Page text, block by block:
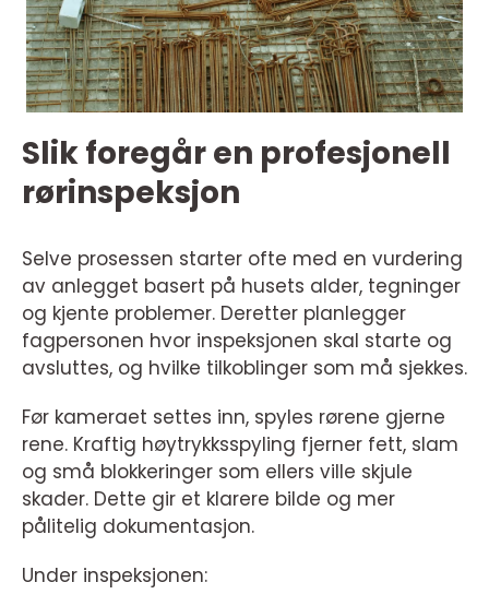
Slik foregår en profesjonell
rørinspeksjon
Selve prosessen starter ofte med en vurdering
av anlegget basert på husets alder, tegninger
og kjente problemer. Deretter planlegger
fagpersonen hvor inspeksjonen skal starte og
avsluttes, og hvilke tilkoblinger som må sjekkes.
Før kameraet settes inn, spyles rørene gjerne
rene. Kraftig høytrykksspyling fjerner fett, slam
og små blokkeringer som ellers ville skjule
skader. Dette gir et klarere bilde og mer
pålitelig dokumentasjon.
Under inspeksjonen: